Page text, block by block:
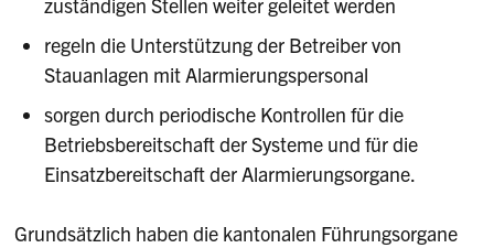
zuständigen Stellen weiter geleitet werden
regeln die Unterstützung der Betreiber von
Stauanlagen mit Alarmierungspersonal
sorgen durch periodische Kontrollen für die
Betriebsbereitschaft der Systeme und für die
Einsatzbereitschaft der Alarmierungsorgane.
Grundsätzlich haben die kantonalen Führungsorgane